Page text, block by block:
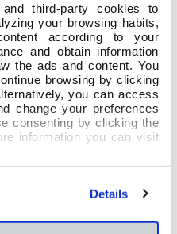
third-party cookies to
your browsing habits,
according to your
and obtain information
the ads and content. You
browsing by clicking
you can access
change your preferences
consenting by clicking the
information you can visit
Details